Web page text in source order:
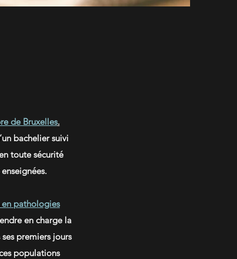
de Bruxelles.
bachelier suivi
toute sécurité
pathologies
en charge la
premiers jours
populations